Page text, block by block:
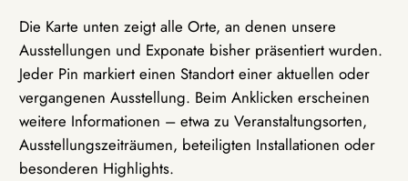
Die Karte unten zeigt alle Orte, an denen unsere
Ausstellungen und Exponate bisher präsentiert wurden.
Jeder Pin markiert einen Standort einer aktuellen oder
vergangenen Ausstellung. Beim Anklicken erscheinen
weitere Informationen – etwa zu Veranstaltungsorten,
Ausstellungszeiträumen, beteiligten Installationen oder
besonderen Highlights.